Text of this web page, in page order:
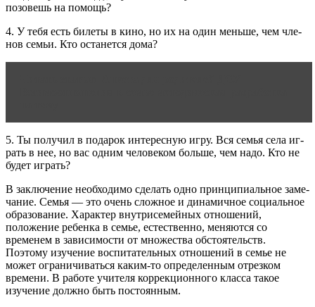
позовешь на помощь?
4. У тебя есть билеты в кино, но их на один меньше, чем чле­
нов семьи. Кто останется дома?
5. Ты получил в подарок интересную игру. Вся семья села иг­
рать в нее, но вас одним человеком больше, чем надо. Кто не
будет играть?
В заключение необходимо сделать одно принципиальное заме­
чание. Семья — это очень сложное и динамичное социальное
об­разование. Характер внутрисемейных отношений,
положение ре­бенка в семье, естественно, меняются со
временем в зависимости от множества обстоятельств.
Поэтому изучение воспитательных от­ношений в семье не
может ограничиваться каким-то определен­ным отрезком
времени. В работе учителя коррекционного класса такое
изучение должно быть постоянным.